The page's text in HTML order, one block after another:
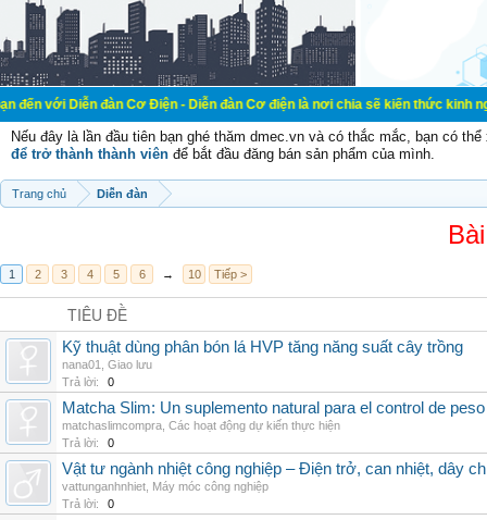
Diễn đàn Cơ Điện - Diễn đàn Cơ điện là nơi chia sẽ kiến thức kinh nghiệm
Nếu đây là lần đầu tiên bạn ghé thăm dmec.vn và có thắc mắc, bạn có
để trở thành thành viên để bắt đầu đăng bán sản phẩm của mình.
Trang chủ Diễn đàn
1 2 3 4 5 6 → 10 Tiếp >
TIÊU ĐỀ
Kỹ thuật dùng phân bón lá HVP tăng năng suất cây trồng
nana01
Giao lưu
Trả lời:
0
Matcha Slim: Un suplemento natural para el control de peso
matchaslimcompra Các hoạt động dự kiến thực hiện
Trả lời:
0
Vật tư ngành nhiệt công nghiệp – Điện trở, can nhiệt, dây
vattunganhnhiet Máy móc công nghiệp
Trả lời:
0